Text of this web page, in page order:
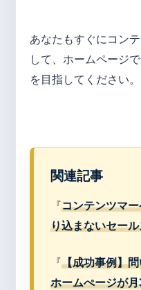
あなたもすぐにコン
して、ホームページ
を目指してください。
関連記事
『コンテンツマ
り込まないセー
『【成功事例】
ホームぺージが